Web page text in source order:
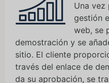
Una vez
gestión
web, se
demostración y se
sitio. El cliente
través del enlace de
da su aprobación, se